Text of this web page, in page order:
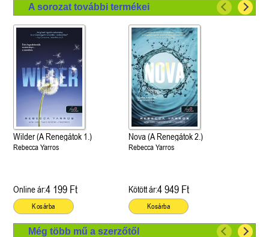
A sorozat további termékei
Wilder (A Renegátok 1.)
Rebecca Yarros
Online ár:4 199 Ft
Kosárba
Nova (A Renegátok 2.)
Rebecca Yarros
Kötött ár:4 949 Ft
Kosárba
Még több mű a szerzőtől